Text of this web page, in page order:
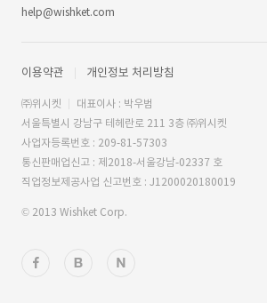
help@wishket.com
이용약관 개인정보 처리방침
㈜위시켓
대표이사 : 박우범
서울특별시 강남구 테헤란로 211 3층 ㈜위시켓
사업자등록번호 : 209-81-57303
통신판매업신고 : 제2018-서울강남-02337 호
직업정보제공사업 신고번호 : J1200020180019
© 2013 Wishket Corp.